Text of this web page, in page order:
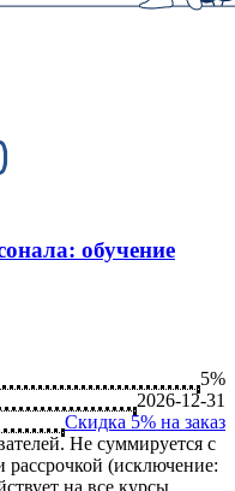
обучение
5%
2026-12-31
Скидка 5% на заказ
Не суммируется c
(исключение:
на все курсы